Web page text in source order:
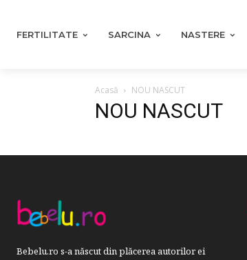
FERTILITATE SARCINA NASTERE
Acasă NOU NASCUT
NOU NASCUT
Bebelu.ro s-a născut din plăcerea autorilor ei